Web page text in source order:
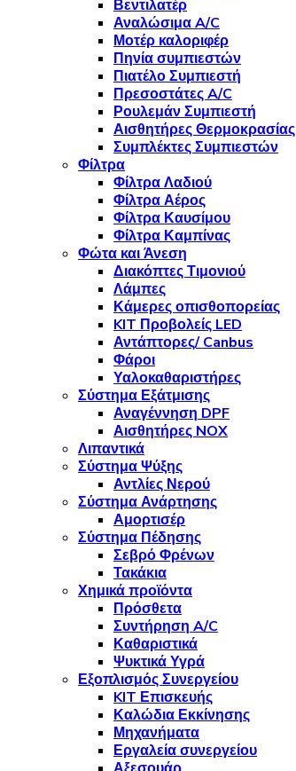
Βεντιλατέρ
Αναλώσιμα A/C
Μοτέρ καλοριφέρ
Πηνία συμπιεστών
Πιατέλο Συμπιεστή
Πρεσοστάτες A/C
Ρουλεμάν Συμπιεστή
Αισθητήρες Θερμοκρασίας
Συμπλέκτες Συμπιεστών
Φίλτρα
Φίλτρα Λαδιού
Φίλτρα Αέρος
Φίλτρα Καυσίμου
Φίλτρα Καμπίνας
Φώτα και Άνεση
Διακόπτες Τιμονιού
Λάμπες
Κάμερες οπισθοπορείας
KIT Προβολείς LED
Αντάπτορες/ Canbus
Φάροι
Υαλοκαθαριστήρες
Σύστημα Εξάτμισης
Αναγέννηση DPF
Αισθητήρες NOX
Λιπαντικά
Σύστημα Ψύξης
Αντλίες Νερού
Σύστημα Ανάρτησης
Αμορτισέρ
Σύστημα Πέδησης
Σεβρό Φρένων
Τακάκια
Χημικά προϊόντα
Πρόσθετα
Συντήρηση A/C
Καθαριστικά
Ψυκτικά Υγρά
Εξοπλισμός Συνεργείου
KIT Επισκευής
Καλώδια Εκκίνησης
Μηχανήματα
Εργαλεία συνεργείου